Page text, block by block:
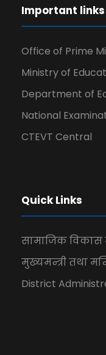
Important links
Office of Prime
Ministry of
Department of
National
CTEVT Central
Quick Links
सामाजिक विकास
मुख्यमन्त्री तथा
District